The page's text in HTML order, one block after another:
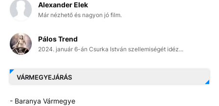
Alexander Elek
Már nézhető és nagyon jó film.
Pálos Trend
2024. január 6-án Csurka István szellemiségét idéz...
VÁRMEGYEJÁRÁS
- Baranya Vármegye